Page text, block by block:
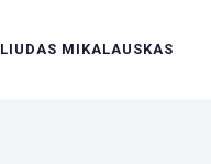
LIUDAS MIKALAUSKAS